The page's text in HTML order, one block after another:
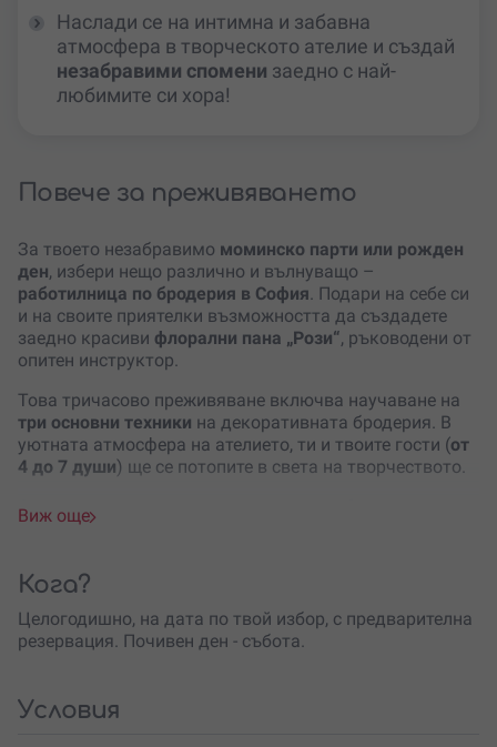
Наслади се на интимна и забавна
атмосфера в творческото ателие и създай
незабравими спомени заедно с най-
любимите си хора!
Повече за преживяването
За твоето незабравимо моминско парти или рожден
ден, избери нещо различно и вълнуващо –
работилница по бродерия в София. Подари на себе си
и на своите приятелки възможността да създадете
заедно красиви флорални пана „Рози“, ръководени от
опитен инструктор.
Това тричасово преживяване включва научаване на
три основни техники на декоративната бродерия. В
уютната атмосфера на ателието, ти и твоите гости (от
4 до 7 души) ще се потопите в света на творчеството.
Организаторът предоставя
гергефи и платове до конци в различни цветове. Всеки
създавайки уникални бродирани пана.
На края на работилницата, всяко пано се финишира и
е готово за подарък или закачане на стена. Това е
прекрасен начин да отпразнувате заедно и да
Не пропускай възможността да превърнеш твоето
Виж още
Кога?
Целогодишно, на дата по твой избор, с предварителна
резервация. Почивен ден - събота.
Условия